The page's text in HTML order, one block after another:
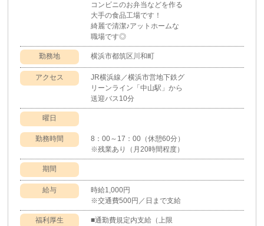
コンビニのお弁当などを作る
大手の食品工場です！
綺麗で清潔♪アットホームな
職場です◎
勤務地 横浜市都筑区川和町
アクセス
JR横浜線／横浜市営地下鉄グ
リーンライン「中山駅」から
送迎バス10分
曜日
勤務時間
8：00～17：00（休憩60分）
※残業あり（月20時間程度）
期間
給与
時給1,000円
※交通費500円／日まで支給
福利厚生
■通勤費規定内支給（上限